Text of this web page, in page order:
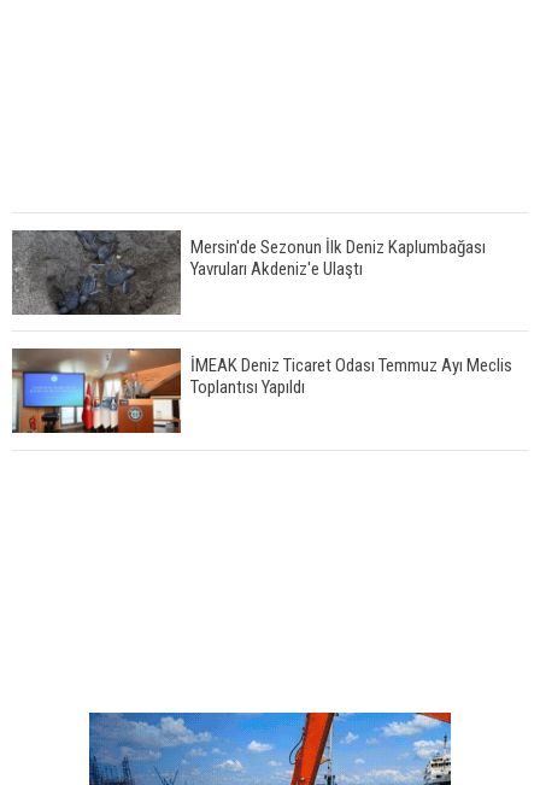
Mersin'de Sezonun İlk Deniz Kaplumbağası
Yavruları Akdeniz'e Ulaştı
İMEAK Deniz Ticaret Odası Temmuz Ayı Meclis
Toplantısı Yapıldı